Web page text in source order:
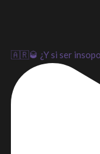
🇦🇷🥃 ¿Y si ser